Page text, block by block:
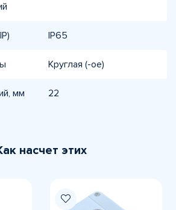
IP65
Круглая (-ое)
мм 22
насчет этих